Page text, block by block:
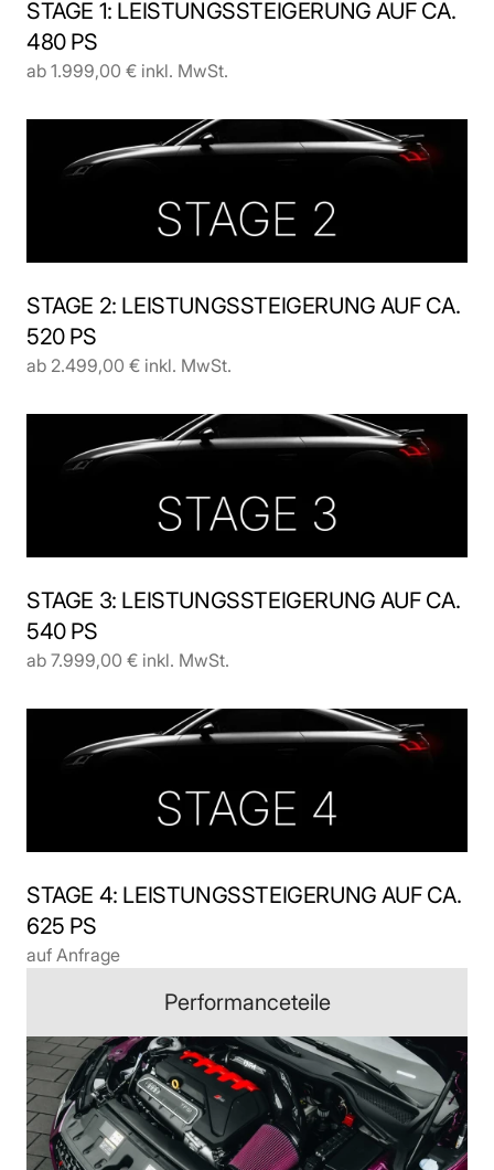
STAGE 1: LEISTUNGSSTEIGERUNG AUF CA.
480 PS
ab 1.999,00 € inkl. MwSt.
STAGE 2: LEISTUNGSSTEIGERUNG AUF CA.
520 PS
ab 2.499,00 € inkl. MwSt.
STAGE 3: LEISTUNGSSTEIGERUNG AUF CA.
540 PS
ab 7.999,00 € inkl. MwSt.
STAGE 4: LEISTUNGSSTEIGERUNG AUF CA.
625 PS
auf Anfrage
Performanceteile